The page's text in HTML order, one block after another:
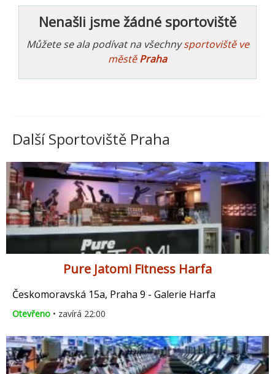
Nenašli jsme žádné sportoviště
Můžete se ala podívat na všechnysportoviště ve
městěPraha
Další Sportoviště Praha
Pure Jatomi Fitness Harfa
Českomoravská 15a, Praha 9 - Galerie Harfa
Otevřeno • zavírá 22:00